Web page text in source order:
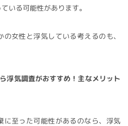
いる可能性があります。
女性と浮気している考えるのも、
浮気調査がおすすめ！主なメリット
に至った可能性があるのなら、浮気